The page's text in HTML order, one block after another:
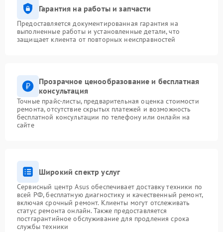
Гарантия на работы и запчасти
Предоставляется документированная гарантия на
выполненные работы и установленные детали, что
защищает клиента от повторных неисправностей
Прозрачное ценообразование и бесплатная
консультация
Точные прайс-листы, предварительная оценка стоимости
ремонта, отсутствие скрытых платежей и возможность
бесплатной консультации по телефону или онлайн на
сайте
Широкий спектр услуг
Сервисный центр Asus обеспечивает доставку техники по
всей РФ, бесплатную диагностику и качественный ремонт,
включая срочный ремонт. Клиенты могут отслеживать
статус ремонта онлайн. Также предоставляется
постгарантийное обслуживание для продления срока
службы техники